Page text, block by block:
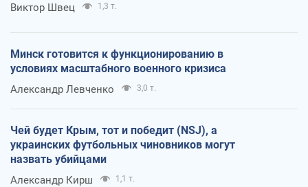
Виктор Швец 1,3 т.
Минск готовится к функционированию в
условиях масштабного военного кризиса
Александр Левченко 3,0 т.
Чей будет Крым, тот и победит (NSJ), а
украинских футбольных чиновников могут
назвать убийцами
Александр Кирш 1,1 т.